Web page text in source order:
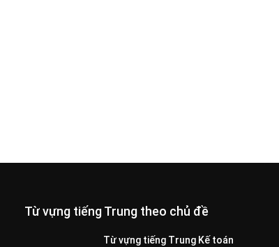
Từ vựng tiếng Trung theo chủ đề
Từ vựng tiếng Trung Kế toán